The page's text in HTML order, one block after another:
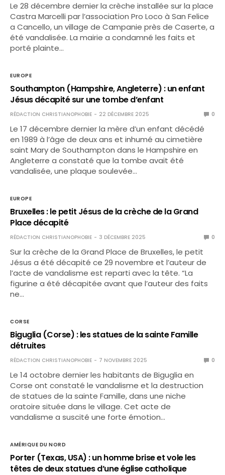
Le 28 décembre dernier la crèche installée sur la place
Castra Marcelli par l’association Pro Loco à San Felice
a Cancello, un village de Campanie près de Caserte, a
été vandalisée. La mairie a condamné les faits et
porté plainte…
EUROPE
Southampton (Hampshire, Angleterre) : un enfant
Jésus décapité sur une tombe d’enfant
RÉDACTION CHRISTIANOPHOBIE 22 DÉCEMBRE 2025 0
Le 17 décembre dernier la mère d’un enfant décédé
en 1989 à l’âge de deux ans et inhumé au cimetière
saint Mary de Southampton dans le Hampshire en
Angleterre a constaté que la tombe avait été
vandalisée, une plaque soulevée…
EUROPE
Bruxelles : le petit Jésus de la crèche de la Grand
Place décapité
RÉDACTION CHRISTIANOPHOBIE 3 DÉCEMBRE 2025 0
Sur la crèche de la Grand Place de Bruxelles, le petit
Jésus a été décapité ce 29 novembre et l’auteur de
l’acte de vandalisme est reparti avec la tête. “La
figurine a été décapitée avant que l’auteur des faits
ne…
CORSE
Biguglia (Corse) : les statues de la sainte Famille
détruites
RÉDACTION CHRISTIANOPHOBIE 7 NOVEMBRE 2025 0
Le 14 octobre dernier les habitants de Biguglia en
Corse ont constaté le vandalisme et la destruction
de statues de la sainte Famille, dans une niche
oratoire située dans le village. Cet acte de
vandalisme a suscité une forte émotion…
AMÉRIQUE DU NORD
Porter (Texas, USA) : un homme brise et vole les
têtes de deux statues d’une église catholique